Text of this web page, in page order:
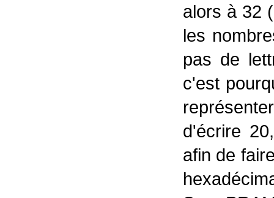
alors à 32
les
pas de
c'est
d'écrire
afin de